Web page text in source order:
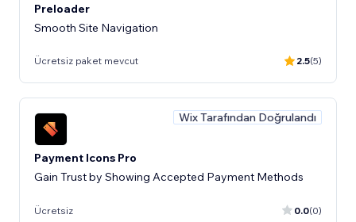
Preloader
Smooth Site Navigation
Ücretsiz paket mevcut 2.5(5)
Wix Tarafından Doğrulandı
Payment Icons Pro
Gain Trust by Showing Accepted Payment Methods
Ücretsiz 0.0(0)